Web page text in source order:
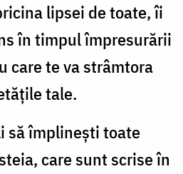
lipsei de toate, îi
în timpul împresurării
care te va strâmtora
tale.
să împlineşti toate
care sunt scrise în